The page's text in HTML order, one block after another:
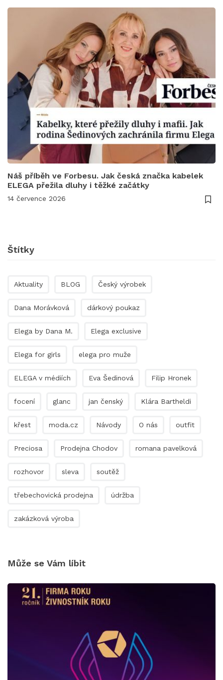
Náš příběh ve Forbesu. Jak česká značka kabelek
ELEGA přežila dluhy i těžké začátky
14 července 2026
Štítky
Aktuality BLOG Český výrobek
Dana Morávková dárkový poukaz
Elega by Dana M. Elega exclusive
Elega for girls elega pro muže
ELEGA v médiích Eva Šedinová Filip Hronek
focení glanc jan čenský Klára Bartheldi
křest moda.cz Návody O nás outfit
Preciosa Prodejna Chodov romana pavelková
rozhovor sleva soutěž
třebechovická prodejna údržba
zakázková výroba
Může se Vám líbit